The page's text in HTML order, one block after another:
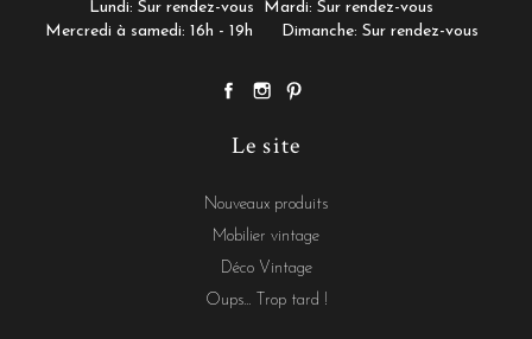
Lundi: Sur rendez-vous
Mardi: Sur rendez-vous
Mercredi à samedi: 16h - 19h
Dimanche: Sur rendez-vous
Le site
Nouveaux produits
Mobilier vintage
Déco Vintage
Oups... Trop tard !